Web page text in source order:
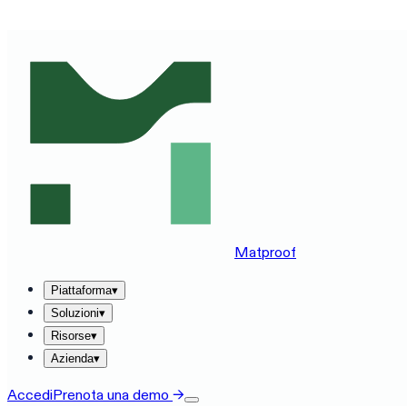
Matproof
Piattaforma▾
Soluzioni▾
Risorse▾
Azienda▾
AccediPrenota una demo →